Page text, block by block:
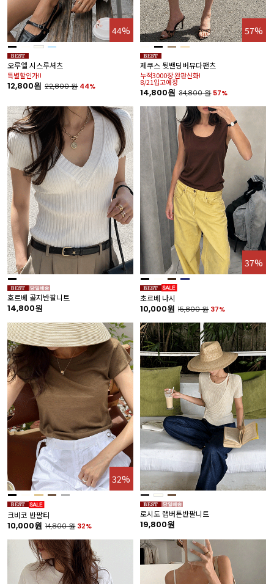
44%
오루엘 시스루셔츠
특별할인가!!
12,800원 22,800원 44%
57%
제쿠스 뒷밴딩버뮤다팬츠
누적3000장 완판신화!
8/21입고예정
14,800원 34,800원 57%
호르베 골지반팔니트
14,800원
37%
초르베 나시
10,000원 15,800원 37%
32%
크비코 반팔티
10,000원 14,800원 32%
로시도 랩버튼반팔니트
19,800원